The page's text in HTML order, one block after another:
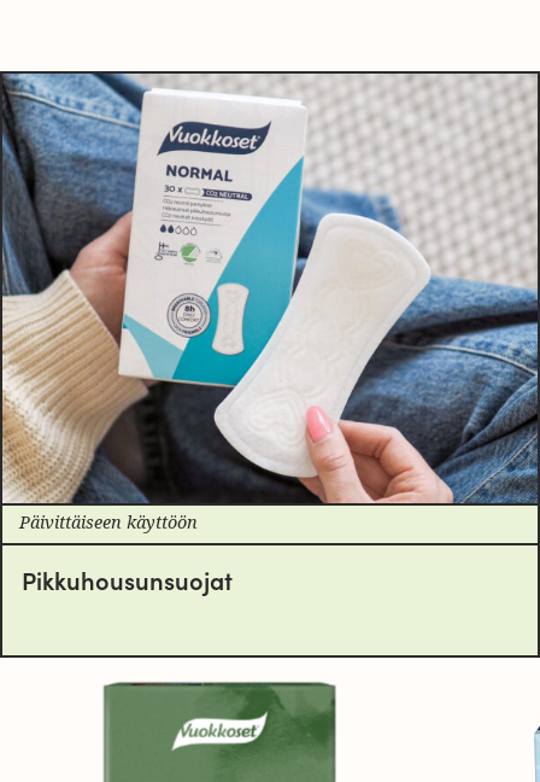
Päivittäiseen käyttöön
Pikkuhousunsuojat